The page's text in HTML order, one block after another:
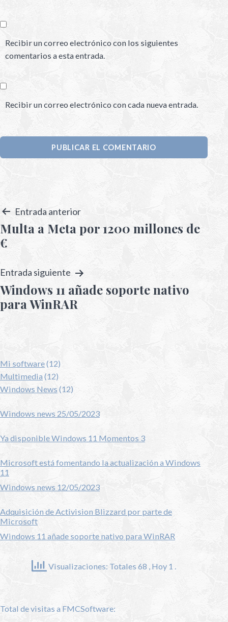
Recibir un correo electrónico con los siguientes
comentarios a esta entrada.
Recibir un correo electrónico con cada nueva entrada.
Entrada anterior
Multa a Meta por 1200 millones de
€
Entrada siguiente
Windows 11 añade soporte nativo
para WinRAR
Mi software(12)
Multimedia (12)
Windows News (12)
Windows news 25/05/2023
Ya disponible Windows 11 Momentos 3
Microsoft está fomentando la actualización a Windows
11
Windows news 12/05/2023
Adquisición de Activision Blizzard por parte de
Microsoft
Windows 11 añade soporte nativo para WinRAR
Visualizaciones: Totales 68 , Hoy 1 .
Total de visitas a FMCSoftware: